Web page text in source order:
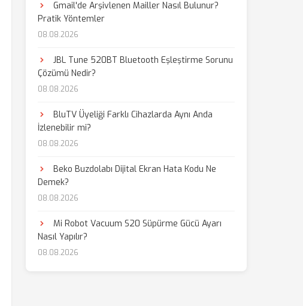
Gmail'de Arşivlenen Mailler Nasıl Bulunur?
Pratik Yöntemler
08.08.2026
JBL Tune 520BT Bluetooth Eşleştirme Sorunu
Çözümü Nedir?
08.08.2026
BluTV Üyeliği Farklı Cihazlarda Aynı Anda
İzlenebilir mi?
08.08.2026
Beko Buzdolabı Dijital Ekran Hata Kodu Ne
Demek?
08.08.2026
Mi Robot Vacuum S20 Süpürme Gücü Ayarı
Nasıl Yapılır?
08.08.2026